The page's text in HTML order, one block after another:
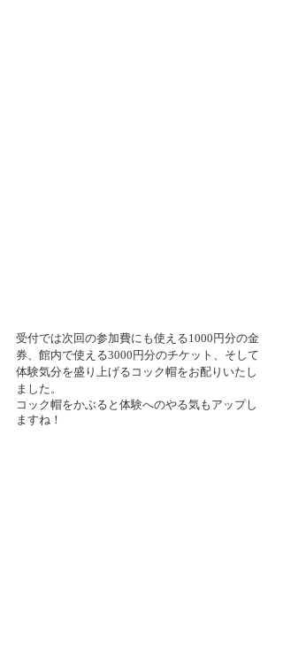
受付では次回の参加費にも使える1000円分の金
券、館内で使える3000円分のチケット、そして
体験気分を盛り上げるコック帽をお配りいたし
ました。
コック帽をかぶると体験へのやる気もアップし
ますね！